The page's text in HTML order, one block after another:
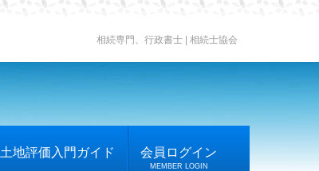
相続専門、行政書士 | 相続士協会
土地評価入門ガイド 会員ログイン
MEMBER LOGIN